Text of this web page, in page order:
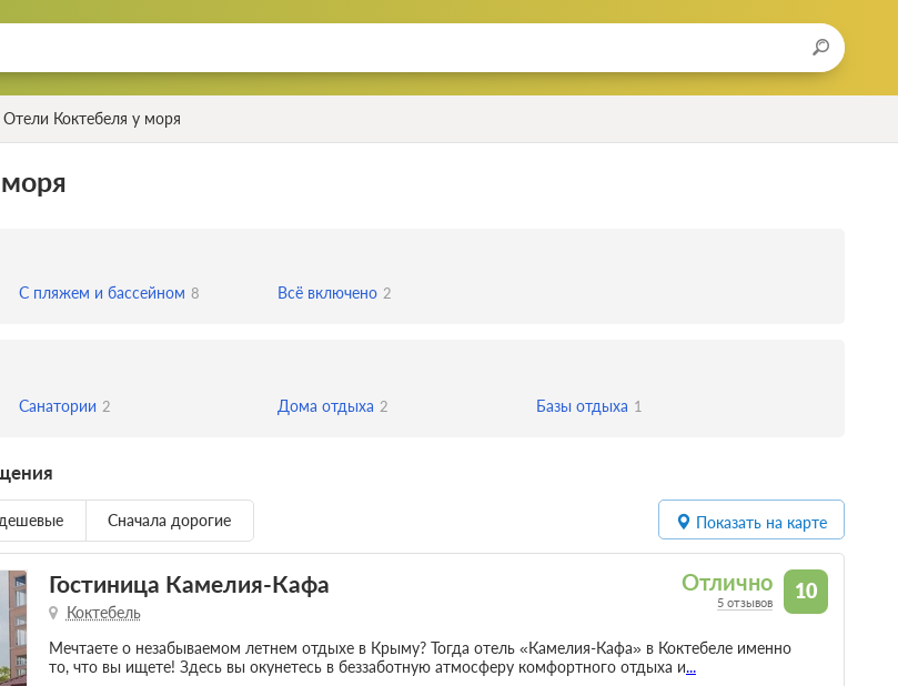
Отели Коктебеля у моря
С пляжем и бассейном 8 Всё включено 2
Санатории 2 Дома отдыха 2 Базы отдыха 1
Сначала дорогие Показать на карте
10
Отлично
5 отзывов
Гостиница Камелия-Кафа
Коктебель
Мечтаете о незабываемом летнем отдыхе в Крыму? Тогда отель «Камелия-Кафа» в Коктебеле именно
то, что вы ищете! Здесь вы окунетесь в беззаботную атмосферу комфортного отдыха и...